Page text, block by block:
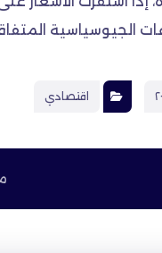
الجيوسياسية
اقتصادي